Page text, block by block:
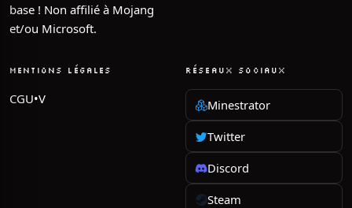
base ! Non affilié à Mojang
et/ou Microsoft.
MENTIONS LÉGALES
CGU•V
RÉSEAUX SOCIAUX
Minestrator
Twitter
Discord
Steam